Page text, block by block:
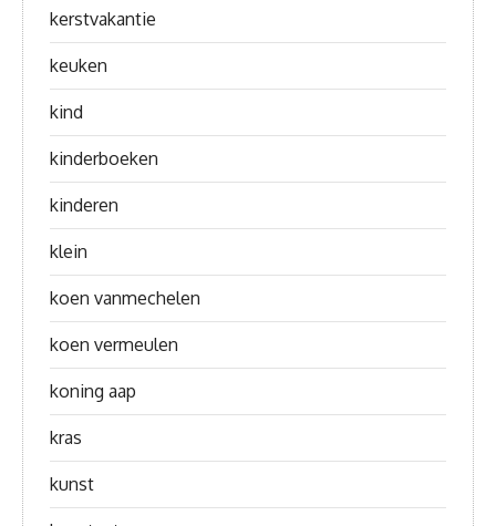
kerstvakantie
keuken
kind
kinderboeken
kinderen
klein
koen vanmechelen
koen vermeulen
koning aap
kras
kunst